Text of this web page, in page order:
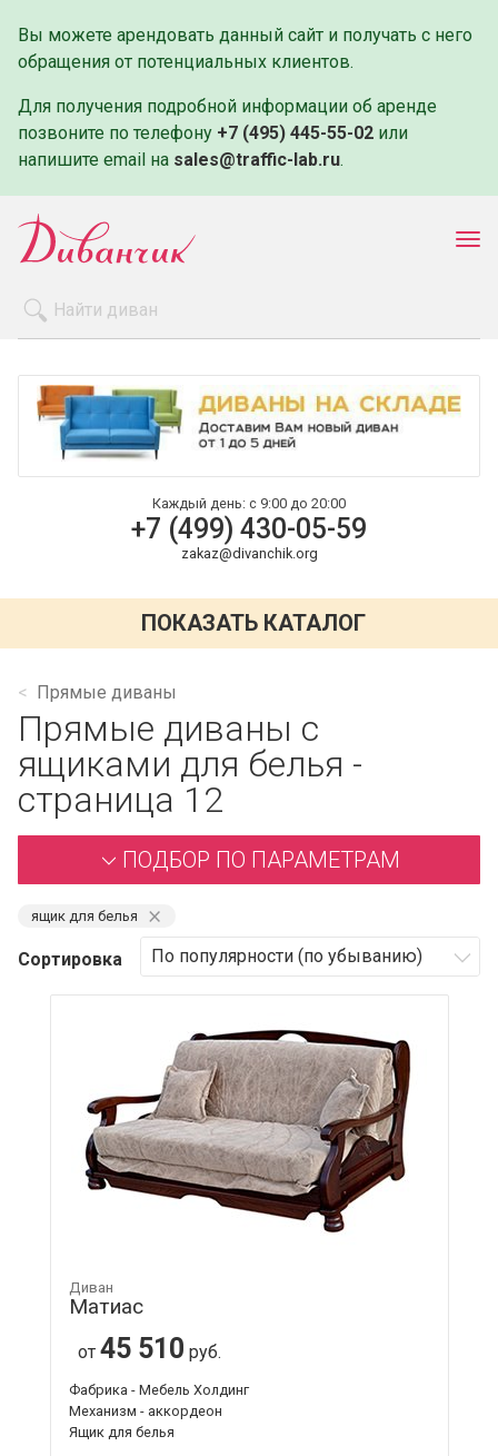
Вы можете арендовать данный сайт и получать с него
обращения от потенциальных клиентов.
Для получения подробной информации об аренде
позвоните по телефону +7 (495) 445-55-02 или
напишите email на sales@traffic-lab.ru.
Оплата и доставка
Контакты
Каждый день: с 9:00 до 20:00
+7 (499) 430-05-59
zakaz@divanchik.org
ПОКАЗАТЬ КАТАЛОГ
Прямые диваны
Прямые диваны с
ящиками для белья -
страница 12
ПОДБОР ПО ПАРАМЕТРАМ
ящик для белья ⨯
Сортировка
Диван
Матиас
от 45 510 руб.
Фабрика - Мебель Холдинг
Механизм - аккордеон
Ящик для белья